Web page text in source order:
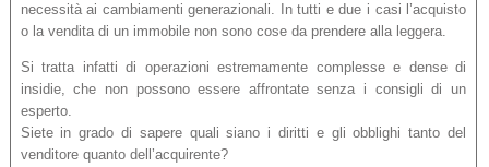
necessità ai cambiamenti generazionali. In tutti e due i casi l’acquisto
o la vendita di un immobile non sono cose da prendere alla leggera.
Si tratta infatti di operazioni estremamente complesse e dense di
insidie, che non possono essere affrontate senza i consigli di un
esperto.
Siete in grado di sapere quali siano i diritti e gli obblighi tanto del
venditore quanto dell’acquirente?